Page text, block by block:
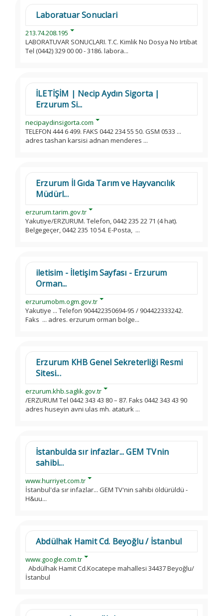
Laboratuar Sonuclari
213.74.208.195
LABORATUVAR SONUCLARI. T.C. Kimlik No Dosya No Irtibat
Tel (0442) 329 00 00 - 3186. labora...
İLETİŞİM | Necip Aydın Sigorta |
Erzurum Si...
necipaydinsigorta.com
TELEFON 444 6 499. FAKS 0442 234 55 50. GSM 0533 ...
adres tashan karsisi adnan menderes ...
Erzurum İl Gıda Tarım ve Hayvancılık
Müdürl...
erzurum.tarim.gov.tr
Yakutiye/ERZURUM. Telefon, 0442 235 22 71 (4 hat).
Belgegeçer, 0442 235 10 54. E-Posta, ...
iletisim - İletişim Sayfası - Erzurum
Orman...
erzurumobm.ogm.gov.tr
Yakutiye ... Telefon 904422350694-95 / 904422333242.
Faks ... adres. erzurum orman bolge...
Erzurum KHB Genel Sekreterliği Resmi
Sitesi...
erzurum.khb.saglik.gov.tr
/ERZURUM Tel 0442 343 43 80 – 87. Faks 0442 343 43 90
adres huseyin avni ulas mh. ataturk ...
İstanbulda sır infazlar... GEM TVnin
sahibi...
www.hurriyet.com.tr
İstanbul'da sır infazlar... GEM TV'nin sahibi öldürüldü -
H&uu...
Abdülhak Hamit Cd. Beyoğlu / İstanbul
www.google.com.tr
Abdülhak Hamit Cd.Kocatepe mahallesi 34437 Beyoğlu/
İstanbul